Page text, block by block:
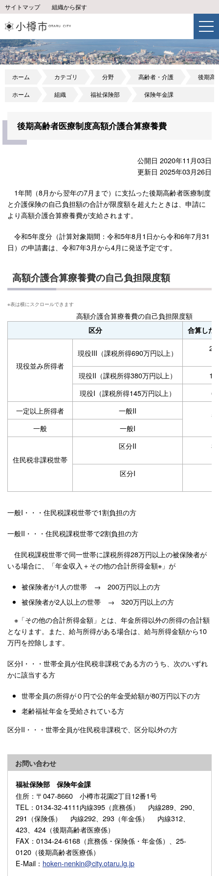
サイトマップ 組織から探す
ホーム カテゴリ 分野 高齢者・介護 後期高
ホーム 組織 福祉保険部 保険年金課
後期高齢者医療制度高額介護合算療養費
公開日 2020年11月03日
更新日 2025年03月26日
1年間（8月から翌年の7月まで）に支払った後期高齢者医療制度
と介護保険の自己負担額の合計が限度額を超えたときは、申請に
より高額介護合算療養費が支給されます。
令和5年度分（計算対象期間：令和5年8月1日から令和6年7月31
日）の申請書は、令和7年3月から4月に発送予定です。
高額介護合算療養費の自己負担限度額
高額介護合算療養費の自己負担限度額
区分 合算した
現役並み所得者
現役III（課税所得690万円以上）
現役II（課税所得380万円以上）
現役I（課税所得145万円以上）
一定以上所得者
一般II
一般
一般I
住民税非課税世帯
区分II
区分I
一般I・・・住民税課税世帯で1割負担の方
一般II・・・住民税課税世帯で2割負担の方
住民税課税世帯で同一世帯に課税所得28万円以上の被保険者が
いる場合に、「年金収入＋その他の合計所得金額※」が
被保険者が1人の世帯 → 200万円以上の方
被保険者が2人以上の世帯 → 320万円以上の方
※「その他の合計所得金額」とは、年金所得以外の所得の合計額
となります。また、給与所得がある場合は、給与所得金額から10
万円を控除します。
区分I・・・世帯全員が住民税非課税である方のうち、次のいずれ
かに該当する方
世帯全員の所得が０円で公的年金受給額が80万円以下の方
老齢福祉年金を受給されている方
区分II・・・世帯全員が住民税非課税で、区分I以外の方
お問い合わせ
福祉保険部 保険年金課
住所 ：〒047-8660 小樽市花園2丁目12番1号
TEL ：0134-32-4111内線395（庶務係） 内線289、290、
291（保険係） 内線292、293（年金係） 内線312、
423、424（後期高齢者医療係）
FAX ：0134-24-6168（庶務係・保険係・年金係）、25-
0120（後期高齢者医療係）
E-Mail ： hoken-nenkin@city.otaru.lg.jp